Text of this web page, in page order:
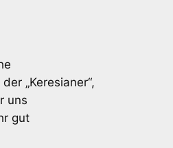
„Keresianer“,
uns
gut